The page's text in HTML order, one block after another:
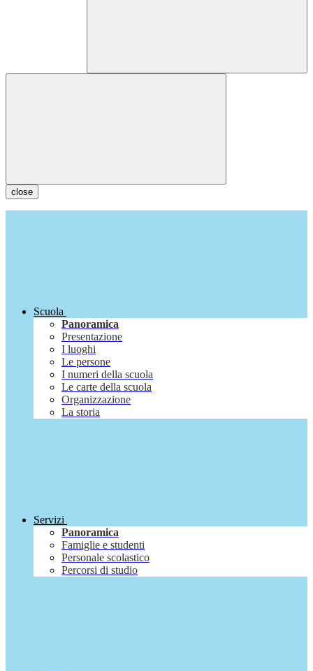
close
Scuola
Panoramica
Presentazione
I luoghi
Le persone
I numeri della scuola
Le carte della scuola
Organizzazione
La storia
Servizi
Panoramica
Famiglie e studenti
Personale scolastico
Percorsi di studio